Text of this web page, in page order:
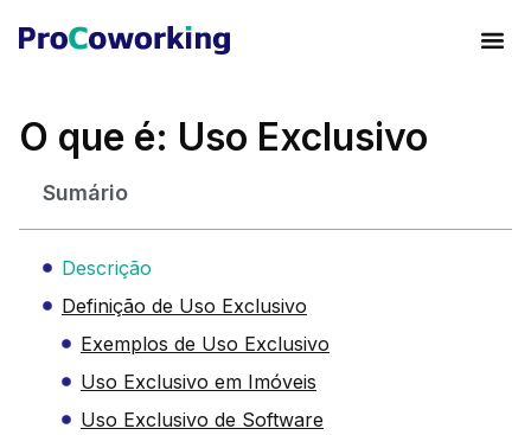
O que é: Uso Exclusivo
Sumário
Descrição
Definição de Uso Exclusivo
Exemplos de Uso Exclusivo
Uso Exclusivo em Imóveis
Uso Exclusivo de Software